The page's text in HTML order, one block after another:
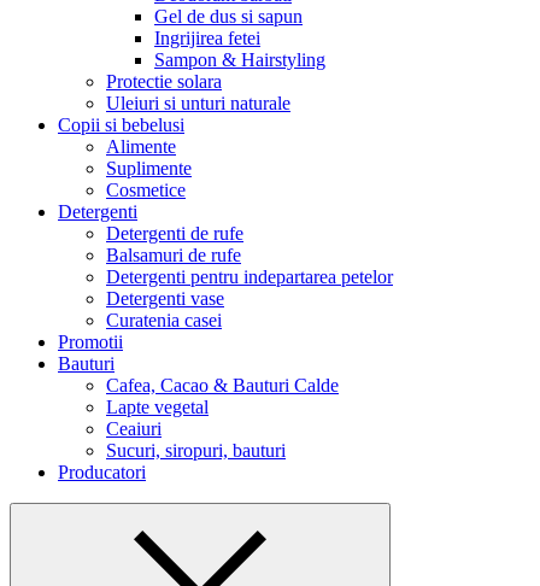
Gel de dus si sapun
Ingrijirea fetei
Sampon & Hairstyling
Protectie solara
Uleiuri si unturi naturale
Copii si bebelusi
Alimente
Suplimente
Cosmetice
Detergenti
Detergenti de rufe
Balsamuri de rufe
Detergenti pentru indepartarea petelor
Detergenti vase
Curatenia casei
Promotii
Bauturi
Cafea, Cacao & Bauturi Calde
Lapte vegetal
Ceaiuri
Sucuri, siropuri, bauturi
Producatori